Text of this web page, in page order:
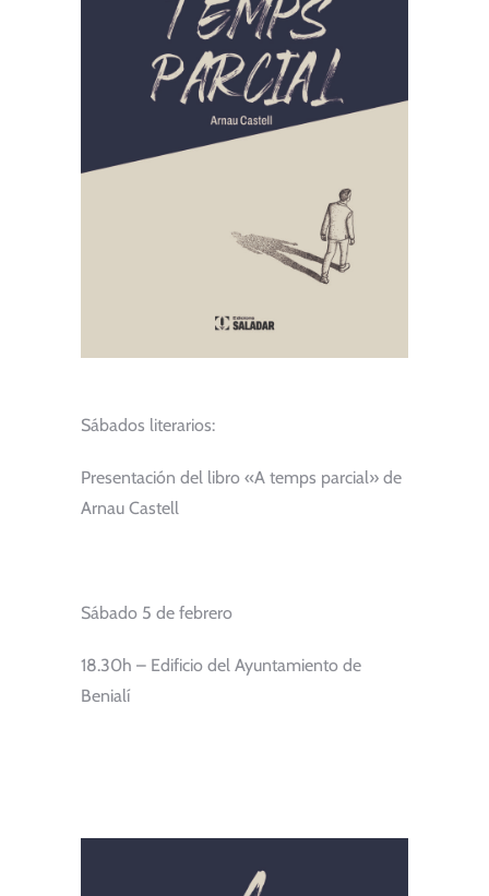
Sábados literarios:
Presentación del libro «A temps parcial» de
Arnau Castell
Sábado 5 de febrero
18.30h – Edificio del Ayuntamiento de
Benialí